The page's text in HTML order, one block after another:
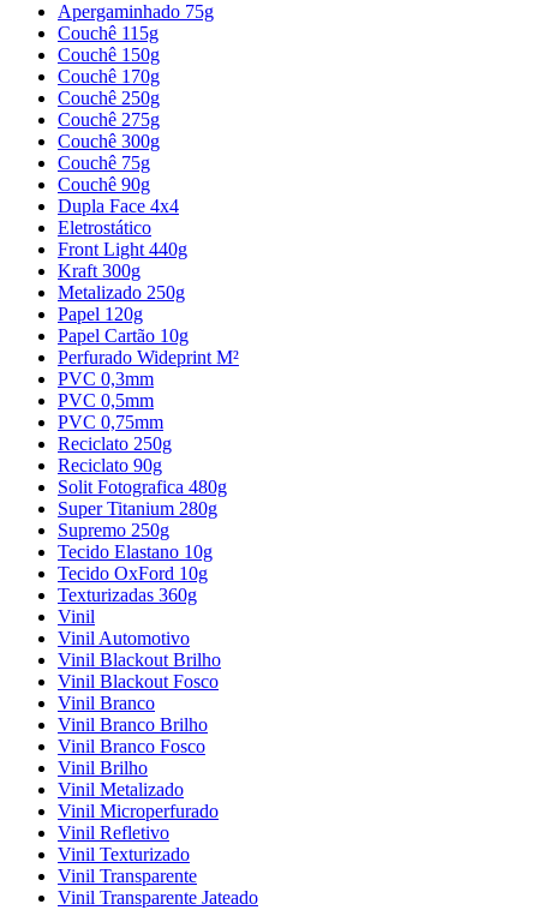
Apergaminhado 75g
Couchê 115g
Couchê 150g
Couchê 170g
Couchê 250g
Couchê 275g
Couchê 300g
Couchê 75g
Couchê 90g
Dupla Face 4x4
Eletrostático
Front Light 440g
Kraft 300g
Metalizado 250g
Papel 120g
Papel Cartão 10g
Perfurado Wideprint M²
PVC 0,3mm
PVC 0,5mm
PVC 0,75mm
Reciclato 250g
Reciclato 90g
Solit Fotografica 480g
Super Titanium 280g
Supremo 250g
Tecido Elastano 10g
Tecido OxFord 10g
Texturizadas 360g
Vinil
Vinil Automotivo
Vinil Blackout Brilho
Vinil Blackout Fosco
Vinil Branco
Vinil Branco Brilho
Vinil Branco Fosco
Vinil Brilho
Vinil Metalizado
Vinil Microperfurado
Vinil Refletivo
Vinil Texturizado
Vinil Transparente
Vinil Transparente Jateado